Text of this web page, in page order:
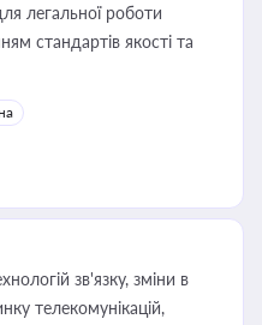
легальної роботи
стандартів якості та
зв'язку, зміни в
телекомунікацій,